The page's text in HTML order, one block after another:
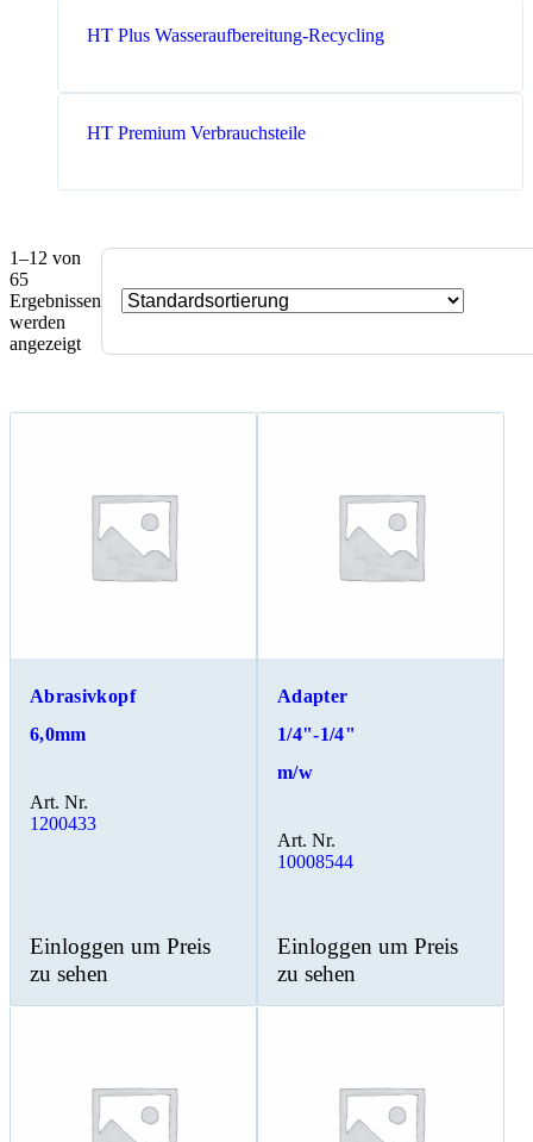
HT Plus Wasseraufbereitung-Recycling
HT Premium Verbrauchsteile
1–12 von
65
Ergebnissen
werden
angezeigt
Abrasivkopf
6,0mm
Art. Nr.
1200433
Einloggen um Preis
zu sehen
Adapter
1/4"-1/4"
m/w
Art. Nr.
10008544
Einloggen um Preis
zu sehen